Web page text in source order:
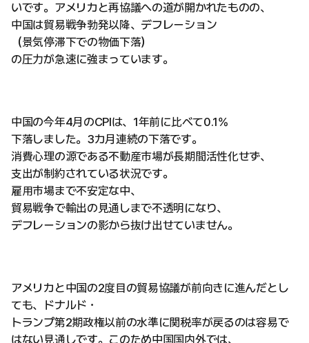
いです。アメリカと再協議への道が開かれたものの、
中国は貿易戦争勃発以降、デフレーション
（景気停滞下での物価下落）
の圧力が急速に強まっています。
中国の今年4月のCPIは、1年前に比べて0.1%
下落しました。3カ月連続の下落です。
消費心理の源である不動産市場が長期間活性化せず、
支出が制約されている状況です。
雇用市場まで不安定な中、
貿易戦争で輸出の見通しまで不透明になり、
デフレーションの影から抜け出せていません。
アメリカと中国の2度目の貿易協議が前向きに進んだとし
ても、ドナルド・
トランプ第2期政権以前の水準に関税率が戻るのは容易で
はない見通しです。このため中国国内外では、